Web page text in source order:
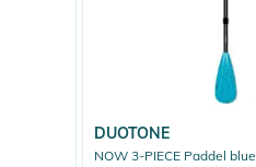
DUOTONE
NOW 3-PIECE Paddel blue